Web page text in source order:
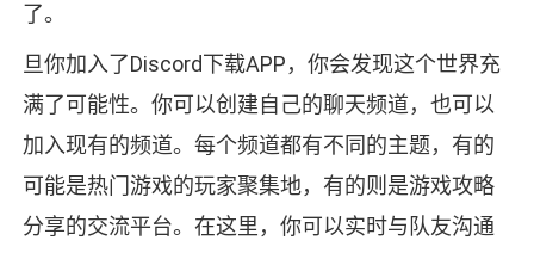
了。
旦你加入了Discord下载APP，你会发现这个世界充
满了可能性。你可以创建自己的聊天频道，也可以
加入现有的频道。每个频道都有不同的主题，有的
可能是热门游戏的玩家聚集地，有的则是游戏攻略
分享的交流平台。在这里，你可以实时与队友沟通